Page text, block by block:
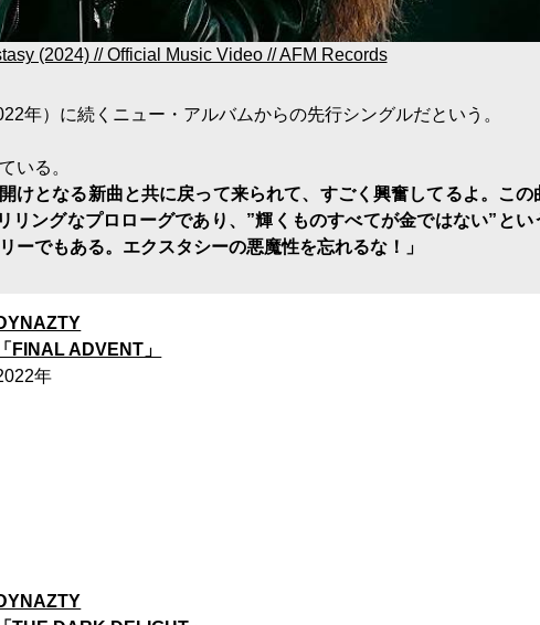
(2024) // Official Music Video // AFM Records
年）に続くニュー・アルバムからの先行シングルだという。
いる。
けとなる新曲と共に戻って来られて、すごく興奮してるよ。この
リングなプロローグであり、”輝くものすべてが金ではない”とい
ーでもある。エクスタシーの悪魔性を忘れるな！」
「FINAL ADVENT」
年